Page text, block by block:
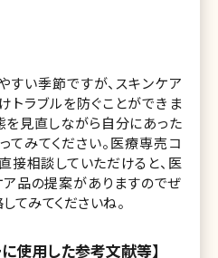
すい季節ですが、スキンケア
トラブルを防ぐことができま
を見直しながら自分にあった
てみてください。医療専売コ
接相談していただけると、医
品の提案がありますのでぜ
てみてくださいね。
使用した参考文献等】